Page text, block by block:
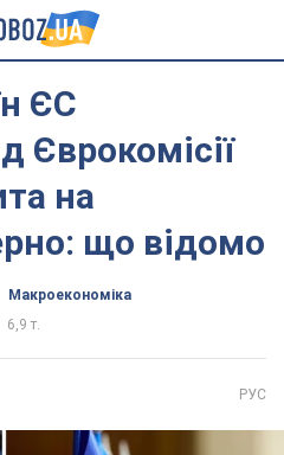
ЄС
Єврокомісії
на
що відомо
Mакроекономіка
6,9 т.
РУС